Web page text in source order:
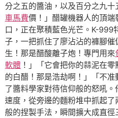
分之五的醬油，以及百分之九
車馬費價！」醋罐機器人的頂
口，正在聚積藍色光芒。K-999
子，一把抓住了廖沾沾的褲腳
生！那是醋酸離子炮！專門用來
軟體 ！」「它會把你的蒜泥在
的白醋！那是浩劫啊！」「不
了醬料學家對待信仰般的怒吼
速度，從旁邊的麵粉堆中抓起
般的捏製手法，瞬間擴大成直